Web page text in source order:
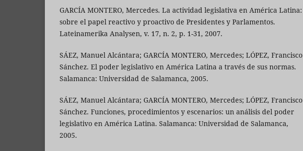
GARCÍA MONTERO, Mercedes. La actividad legislativa en América Latina:
sobre el papel reactivo y proactivo de Presidentes y Parlamentos.
Lateinamerika Analysen, v. 17, n. 2, p. 1-31, 2007.
SÁEZ, Manuel Alcántara; GARCÍA MONTERO, Mercedes; LÓPEZ, Francisco
Sánchez. El poder legislativo en América Latina a través de sus normas.
Salamanca: Universidad de Salamanca, 2005.
SÁEZ, Manuel Alcántara; GARCÍA MONTERO, Mercedes; LÓPEZ, Francisco
Sánchez. Funciones, procedimientos y escenarios: un análisis del poder
legislativo en América Latina. Salamanca: Universidad de Salamanca,
2005.